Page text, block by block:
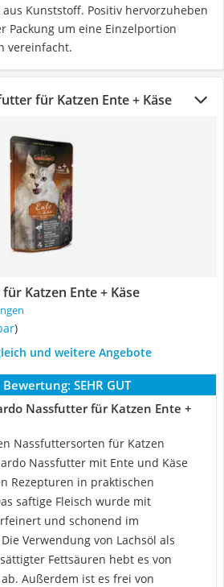
Kunststoff. Positiv hervorzuheben
Packung um eine Einzelportion
vereinfacht.
für Katzen Ente + Käse
Katzen Ente + Käse
)
und weitere Angebote
Bewertung: SEHR GUT
Nassfutter für Katzen Ente +
Nassfuttersorten für Katzen
Nassfutter mit Ente und Käse
Rezepturen in praktischen
saftige Fleisch wurde mit
und schonend im
Verwendung von Lachsöl als
Fettsäuren hebt es von
Außerdem ist es frei von